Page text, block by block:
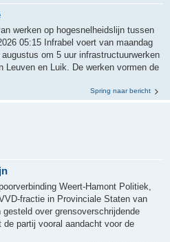
werken op hogesnelheidslijn tussen
05:15 Infrabel voert van maandag
om 5 uur infrastructuurwerken
Leuven en Luik. De werken vormen de
Spring naar bericht
Weert-Hamont Politiek,
fractie in Provinciale Staten van
gesteld over grensoverschrijdende
partij vooral aandacht voor de